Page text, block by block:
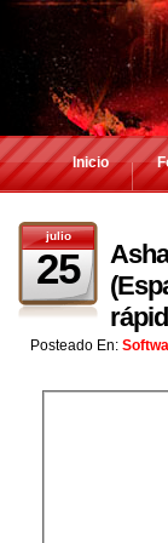
Inicio
julio
25
Posteado En: